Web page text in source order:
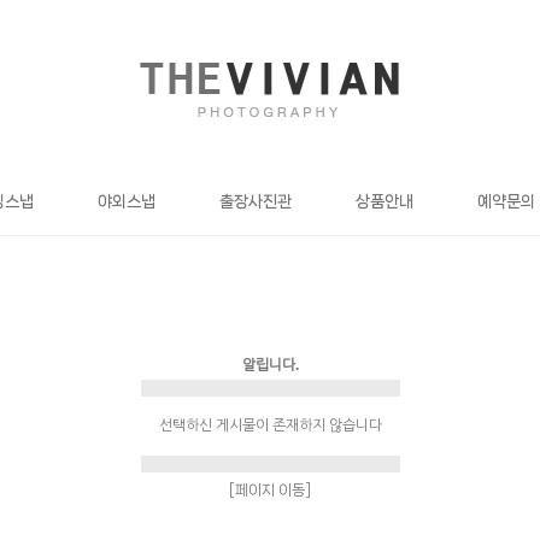
스냅 야외스냅 출장사진관 상품안내 예약문의
알립니다.
선택하신 게시물이 존재하지 않습니다
[페이지 이동]